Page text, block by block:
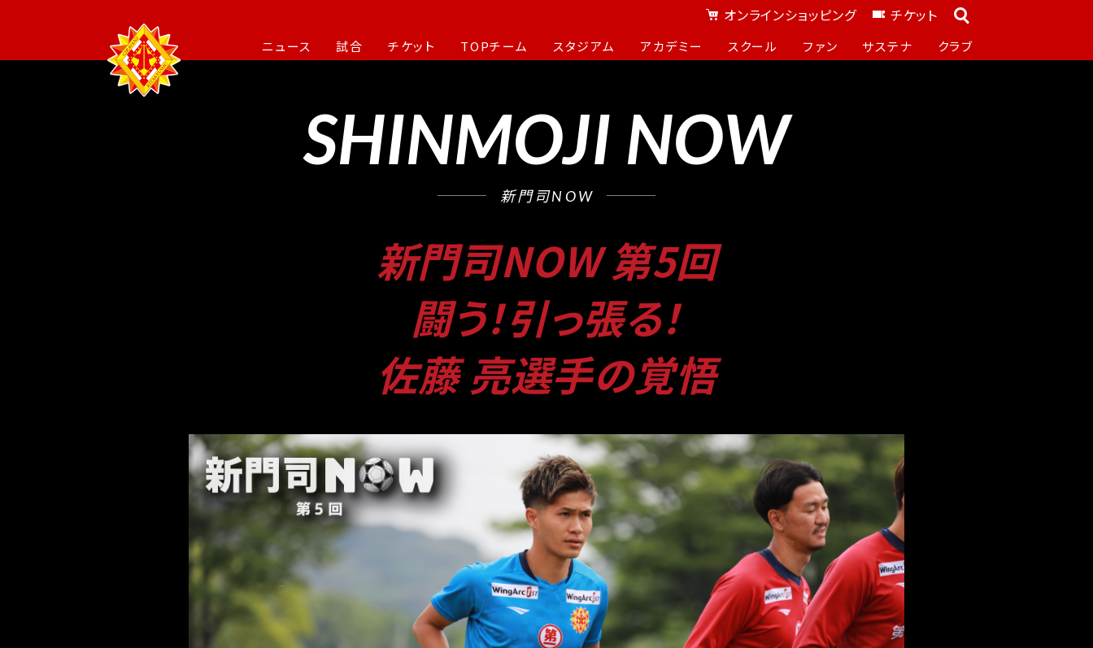
オンラインショッピング チケット
ニュース 試合 チケット TOPチーム スタジアム アカデミー スクール ファン サステナ クラブ
SHINMOJI NOW
新門司NOW
新門司NOW 第5回
闘う！引っ張る！
佐藤 亮選手の覚悟